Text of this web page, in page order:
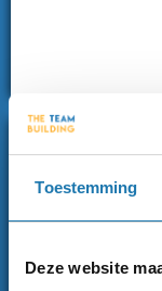
Toestemming
Deze website